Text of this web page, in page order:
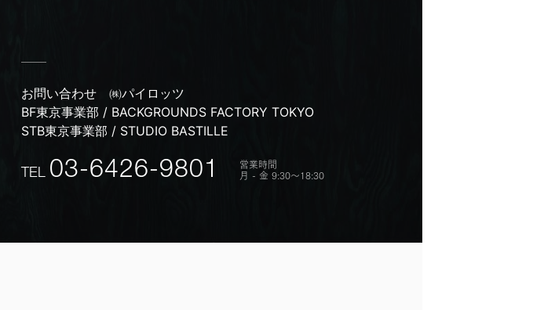
お問い合わせ
㈱パイロッツ
BF東京事業部 / BACKGROUNDS FACTORY TOKYO
STB東京事業部 / STUDIO BASTILLE
TEL 03-6426-9801 営業時間
月 - 金 9:30〜18:30